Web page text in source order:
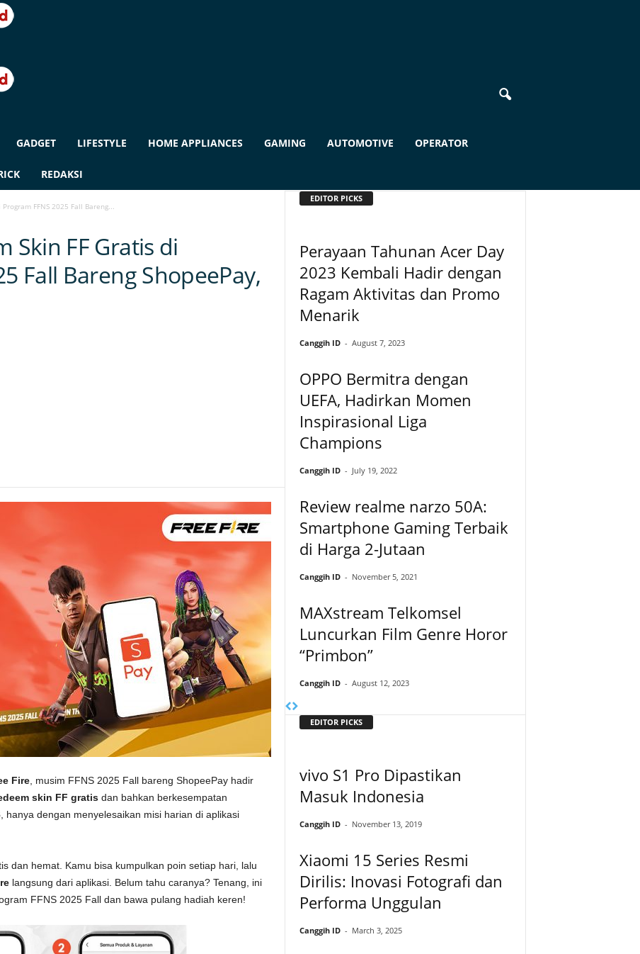
GADGET LIFESTYLE HOME APPLIANCES GAMING AUTOMOTIVE OPERATOR
REDAKSI
FFNS 2025 Fall Bareng...
Skin FF Gratis di
Fall Bareng ShopeePay,
Fire, musim FFNS 2025 Fall bareng ShopeePay hadir
skin FF gratisdan bahkan berkesempatan
, hanya dengan menyelesaikan misi harian di aplikasi
dan hemat. Kamu bisa kumpulkan poin setiap hari, lalu
langsung dari aplikasi. Belum tahu caranya? Tenang, ini
FFNS 2025 Fall dan bawa pulang hadiah keren!
EDITOR PICKS
Perayaan Tahunan Acer Day
2023 Kembali Hadir dengan
Ragam Aktivitas dan Promo
Menarik
Canggih ID - August 7, 2023
OPPO Bermitra dengan
UEFA, Hadirkan Momen
Inspirasional Liga
Champions
Canggih ID - July 19, 2022
Review realme narzo 50A:
Smartphone Gaming Terbaik
di Harga 2-Jutaan
Canggih ID - November 5, 2021
MAXstream Telkomsel
Luncurkan Film Genre Horor
“Primbon”
Canggih ID - August 12, 2023
EDITOR PICKS
vivo S1 Pro Dipastikan
Masuk Indonesia
Canggih ID - November 13, 2019
Xiaomi 15 Series Resmi
Dirilis: Inovasi Fotografi dan
Performa Unggulan
Canggih ID - March 3, 2025